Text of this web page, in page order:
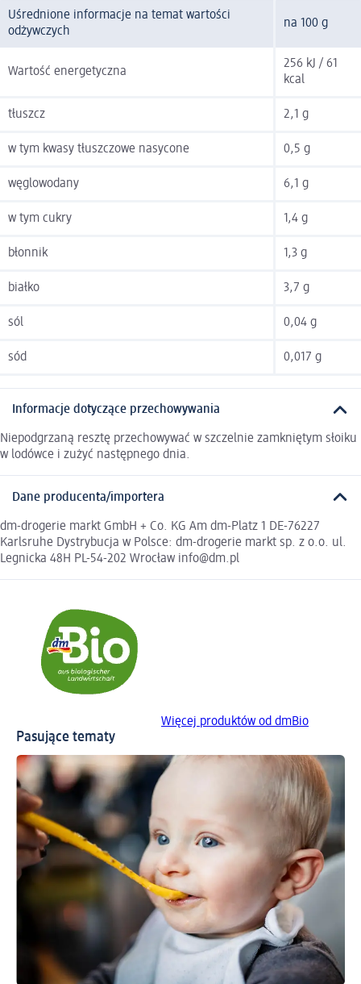
Uśrednione informacje na temat wartości
odżywczych
na 100 g
Wartość energetyczna
256 kJ / 61
kcal
tłuszcz 2,1 g
w tym kwasy tłuszczowe nasycone 0,5 g
węglowodany 6,1 g
w tym cukry 1,4 g
błonnik 1,3 g
białko 3,7 g
sól 0,04 g
sód 0,017 g
Informacje dotyczące przechowywania
Niepodgrzaną resztę przechowywać w szczelnie zamkniętym słoiku
w lodówce i zużyć następnego dnia.
Dane producenta/importera
dm-drogerie markt GmbH + Co. KG Am dm-Platz 1 DE-76227
Karlsruhe Dystrybucja w Polsce: dm-drogerie markt sp. z o.o. ul.
Legnicka 48H PL-54-202 Wrocław info@dm.pl
Więcej produktów od dmBio
Pasujące tematy